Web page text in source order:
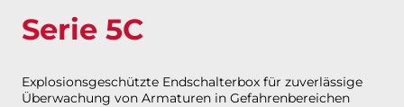
Serie 5C
Explosionsgeschützte Endschalterbox für zuverlässige
Überwachung von Armaturen in Gefahrenbereichen​​​​​​​